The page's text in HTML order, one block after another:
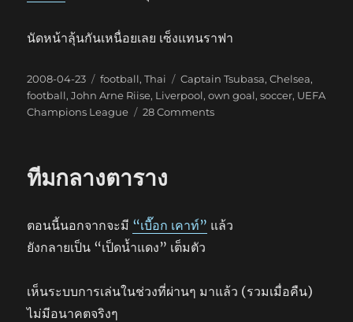
นัดหน้าลุ้นกันเหนื่อยเลย เซ็งแทนราฟา
Posted
on
2008-04-23 Categories
football,Thai Tags
Captain Tsubasa,Chelsea,
football,John Arne Riise, Liverpool,own goal,soccer, UEFA
Champions League
28 Commentson
ทีมกลางตาราง
ตอนนี้นอกจากจะมี “เบื๊อก เคาท์” แล้ว
ยังกลายเป็น “เป็ดน้ำแดง” เต็มตัว
เห็นระบบการเล่นในช่วงที่ผ่านๆ มาแล้ว (รวมเมื่อคืน)
ไม่มีอนาคตจริงๆ